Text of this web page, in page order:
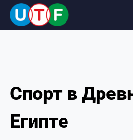
ГЛАВНАЯ
ФТУ
Спорт в
Египте